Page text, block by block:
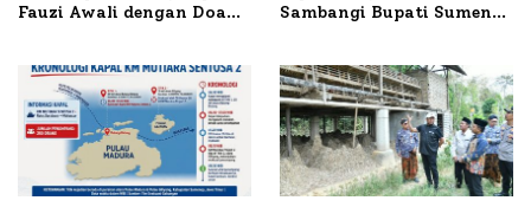
Fauzi Awali dengan Doa
Sambangi Bupati Sumenep